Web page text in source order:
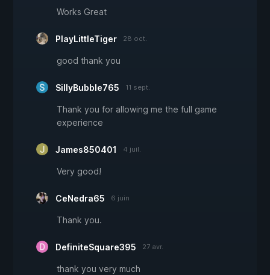
Works Great
PlayLittleTiger 28 oct.
good thank you
SillyBubble765 11 sept.
Thank you for allowing me the full game
experience
James850401 4 juil.
Very good!
CeNedra65 6 juin
Thank you.
DefiniteSquare395 27 avr.
thank you very much